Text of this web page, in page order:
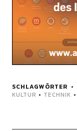
SCHLAGWÖRTER
KULTUR • TECHNIK •